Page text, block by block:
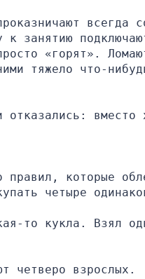
всегда
занятию
«горят».
тяжело что-
вместо
правил, которые
четыре
то кукла. Взял
четверо взрослых.